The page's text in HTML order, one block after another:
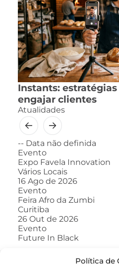
Política de
Instants:
engajar clientes
Atualidades
-- Data não definida
Evento
Expo Favela Innovation
Vários Locais
16 Ago de 2026
Evento
Feira Afro da Zumbi
Curitiba
26 Out de 2026
Evento
Future In Black